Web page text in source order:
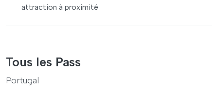
attraction à proximité
Tous les Pass
Portugal